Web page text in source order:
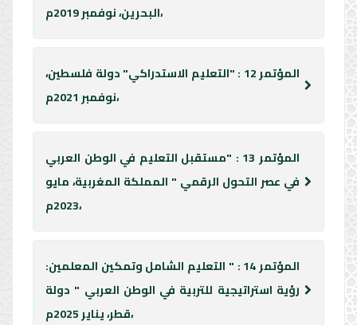
البحرين، نوفمبر 2019م،
المؤتمر 12 : "التعليم الاستدراكي" دولة فلسطين،
نوفمبر 2021م،
المؤتمر 13 : "مستقبل التعليم في الوطن العربي
في عصر التحول الرقمي " المملكة المغربية، مايو
2023م،
المؤتمر 14 : " التعليم الشامل وتمكين المعلمين:
رؤية استراتيجية للتربية في الوطن العربي " دولة
قطر، يناير 2025م،